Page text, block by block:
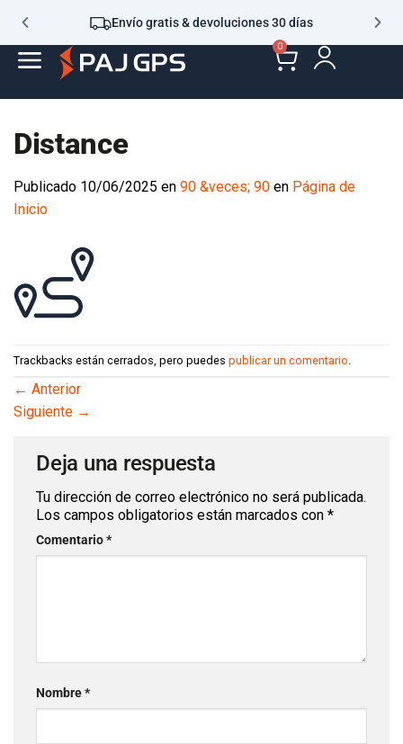
Envío gratis & devoluciones 30 días
0
Distance
Publicado 10/06/2025 en 90 &veces; 90 en Página de
Inicio
Trackbacks están cerrados, pero puedes publicar un comentario
← Anterior
Siguiente →
Deja una respuesta
Tu dirección de correo electrónico no será publicada.
Los campos obligatorios están marcados con *
Comentario*
Nombre*